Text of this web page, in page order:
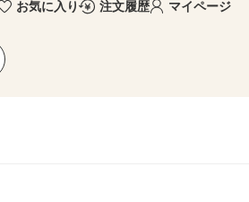
お気に入り 注文履歴 マイページ